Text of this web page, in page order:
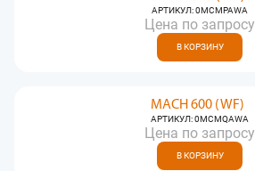
АРТИКУЛ: 0MCMPAWA
Цена по запросу
В КОРЗИНУ
MACH 600 (WF)
АРТИКУЛ: 0MCMQAWA
Цена по запросу
В КОРЗИНУ